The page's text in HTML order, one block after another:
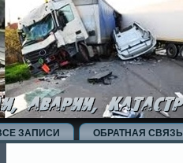
ЗАПИСИ ОБРАТНАЯ СВЯЗЬ